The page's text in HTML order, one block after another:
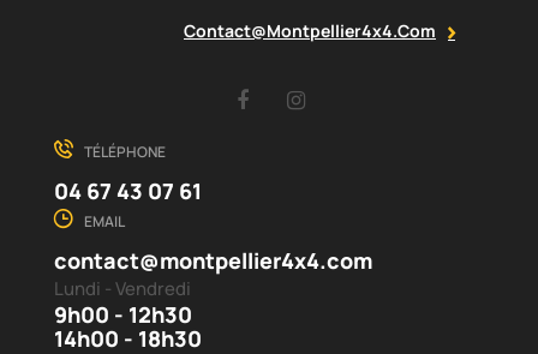
Contact@montpellier4x4.com
Facebook
TÉLÉPHONE
04 67 43 07 61
EMAIL
contact@montpellier4x4.com
Lundi - Vendredi
9h00 - 12h30
14h00 - 18h30